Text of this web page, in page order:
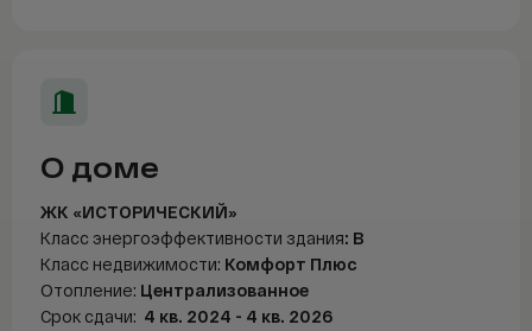
О доме
ЖК «ИСТОРИЧЕСКИЙ»
Класс энергоэффективности здания: В
Класс недвижимости: Комфорт Плюс
Отопление: Централизованное
Срок сдачи: 4 кв. 2024 - 4 кв. 2026